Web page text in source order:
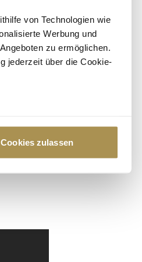
von Technologien wie
Werbung und
zu ermöglichen.
jederzeit über die Cookie-
Präferenzen im
Cookies zulassen